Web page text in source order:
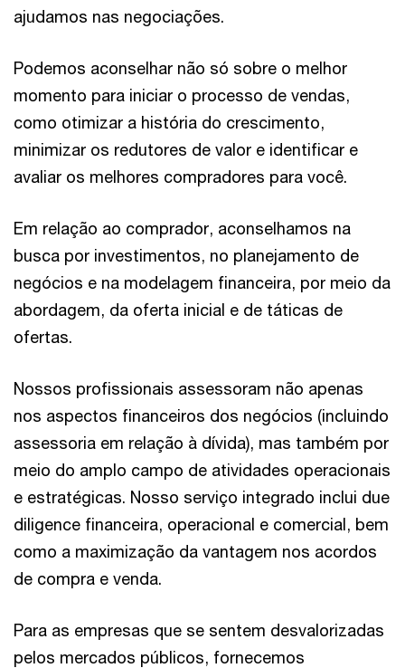
ajudamos nas negociações.
Podemos aconselhar não só sobre o melhor
momento para iniciar o processo de vendas,
como otimizar a história do crescimento,
minimizar os redutores de valor e identificar e
avaliar os melhores compradores para você.
Em relação ao comprador, aconselhamos na
busca por investimentos, no planejamento de
negócios e na modelagem financeira, por meio da
abordagem, da oferta inicial e de táticas de
ofertas.
Nossos profissionais assessoram não apenas
nos aspectos financeiros dos negócios (incluindo
assessoria em relação à dívida), mas também por
meio do amplo campo de atividades operacionais
e estratégicas. Nosso serviço integrado inclui due
diligence financeira, operacional e comercial, bem
como a maximização da vantagem nos acordos
de compra e venda.
Para as empresas que se sentem desvalorizadas
pelos mercados públicos, fornecemos